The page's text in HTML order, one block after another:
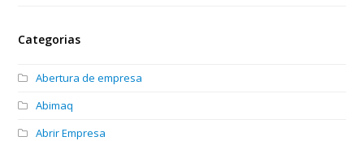
Categorias
Abertura de empresa
Abimaq
Abrir Empresa